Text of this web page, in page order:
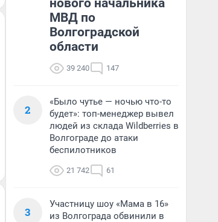
нового начальника
МВД по
Волгоградской
области
39 240 147
2
«Было чутье — ночью что-то
будет»: топ-менеджер вывел
людей из склада Wildberries в
Волгограде до атаки
беспилотников
21 742 61
3
Участницу шоу «Мама в 16»
из Волгограда обвинили в